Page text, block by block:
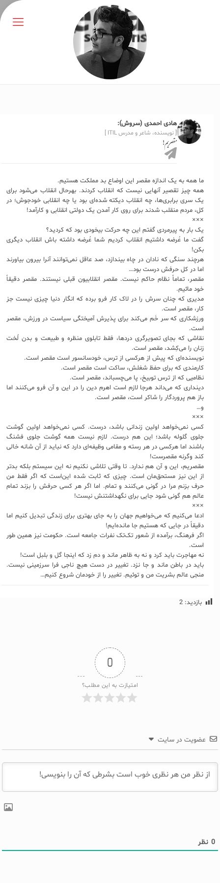
هادی احمدی (سروش):
[ نویسنده، شاعر و مدرس ITIL ]
مقصریم!
ما همه به یک اندازه مقصر این اوضاع بد مملکت هستیم.
همه چیز تقصیر آنهایی نیست که انقلاب کردند. بهرحال انقلاب می‌شود برای
یک سری برابری‌ها، چه انقلاب دیکته‌ شده‌ای بود یا چه انقلابی خودجوش؛ در
کل، مردم منقلب شدند برای روی کار آمدن یک دولتی انقلابی و کارآمد!
×××
یک بار به پیرمردی گفتم این چه حرکت بیخودی بود که کردید؟
گفت ما عُرضه داشتیم انقلاب کردیم شما عُرضه داشته باش انقلاب دیگری
بکن!
هرچند سنگی که نادان در چاه بیندازد، صد عاقل نمی‌توانند آنرا بیرون بیاورند
اما در کل حرفش درست بود…
مقصر، تماماً نظام حاکم نیست. مقصر انقلابیون قبلی نیستند. مقصر دقیقاً
خود مائیم.
مدیری که چنان سرش را در لاک کار فرو برده که انگار دنیا چیزی نیست جز
کار، مقصر است.
ورزشکاری که سر خَم می‌کند برای پذیرش آمیختگی سیاست در ورزش، مقصر
است.
نقاشی که بجای تصویرگری دردها، فقط تابلوی منظره و طبیعت و بدن لُخت
زنان را می‌کِشد، مقصر است.
نویسنده‌ای که پیش از هرکسی از ترس، خودسانسور است مقصر است.
کارمندی که برای حفظ شغلش، ساکت است مقصر است.
نظامیی که از ترس توبیخ، پا می‌چسباند، مقصر است.
دینداری که می‌داند هرجا لازم است اهرم دین را در این و آن فرو می‌کنند اما
باز هم پروردگار را شاکر است، مقصر است.
و…
×××
کسی نمی‌خواهد اولین زندانی باشد، درست. کسی نمی‌خواهد اولین گوشت
جلوی گلوله باشد؛ این هم درست. لازم نیست همه گوشت جلوی فشنگ
باشند اما هرکسی در هر رسته و مقامی وظیفه‌ای دارد که نباید از آن شانه خالی
کند وگرنه مقصرست!
مقصریم، این و آن هم ندارد. تا وقتی تلاشی نکنیم نه این سیستم بلکه بدتر
از این نیز مستحق‌مان است. چیزی که ثابت شده این‌است که اگر فقط من
حرف بزنم مرا در گونی می‌کنند و تمام. اما اگر هر کسی حرفش را بزند تمام
عالم هم گونی شود جایی برای نگهداشتنش نیست!
×××
ادعا می‌کنیم که می‌خواهیم جهان را به جای بهتری برای زندگی تبدیل کنیم اما
دقیقاً در جایی که هستیم جا مانده‌ایم!
اگر فرهنگ، برآمده از شعور تک‌تک نفرات جامعه است. حکومت نیز همین طور
است.
نه مهاجرت باید کرد و نه به ظاهر ماند و دم زد که اینجا گل و بلبل است!
باید در باطن ماند و جا نزد. تغییر در دست هیچ ناجی فرا سرزمینی نیست.
منجی عالم بشریت من و توئیم. تغییر را از خودمان شروع کنیم…
بازدید: 2
0
امتیازت به این مطلب؟
عضویت در سایت
0 نظر